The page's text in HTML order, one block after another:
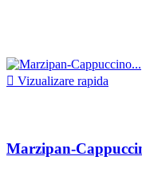
 Vizualizare rapida
Marzipan-